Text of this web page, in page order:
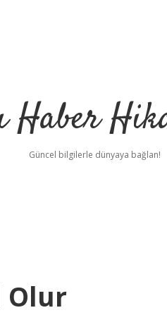
Haber
Güncel bilgilerle dünyaya bağlan!
Olur